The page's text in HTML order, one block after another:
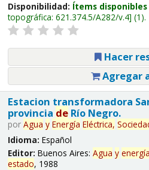
Disponibilidad: Ítems
topográfica: 621.374.5/A282/v.4 (1).
Hacer
Agregar
Estacion transformadora
provincia deRío Negro.
por Agua y Energía Eléctrica,
Idioma: Español
Editor: Buenos Aires: Agua y energía
estado, 1988